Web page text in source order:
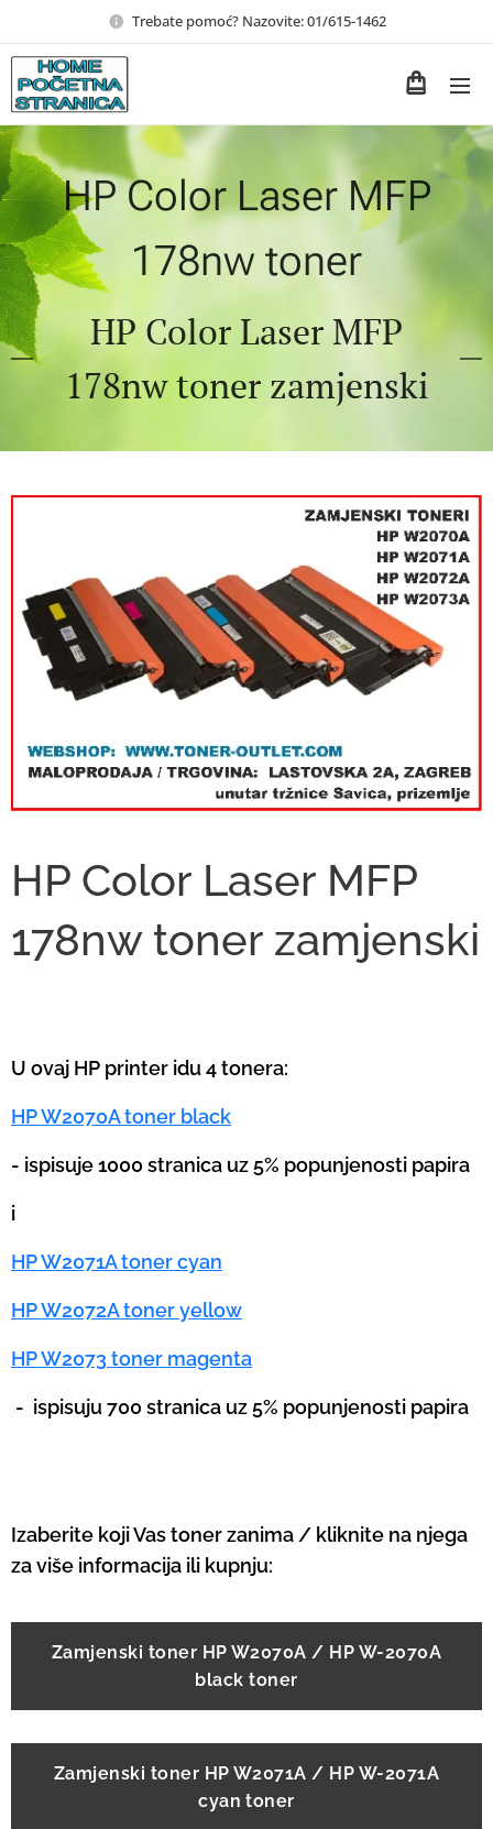
Trebate pomoć? Nazovite: 01/615-1462
HP Color Laser MFP
178nw toner
HP Color Laser MFP
178nw toner zamjenski
HP Color Laser MFP
178nw toner zamjenski
U ovaj HP printer idu 4 tonera:
HP W2070A toner black
- ispisuje 1000 stranica uz 5% popunjenosti papira
i
HP W2071A toner cyan
HP W2072A toner yellow
HP W2073 toner magenta
- ispisuju 700 stranica uz 5% popunjenosti papira
Izaberite koji Vas toner zanima / kliknite na njega
za više informacija ili kupnju:
Zamjenski toner HP W2070A / HP W-2070A
black toner
Zamjenski toner HP W2071A / HP W-2071A
cyan toner